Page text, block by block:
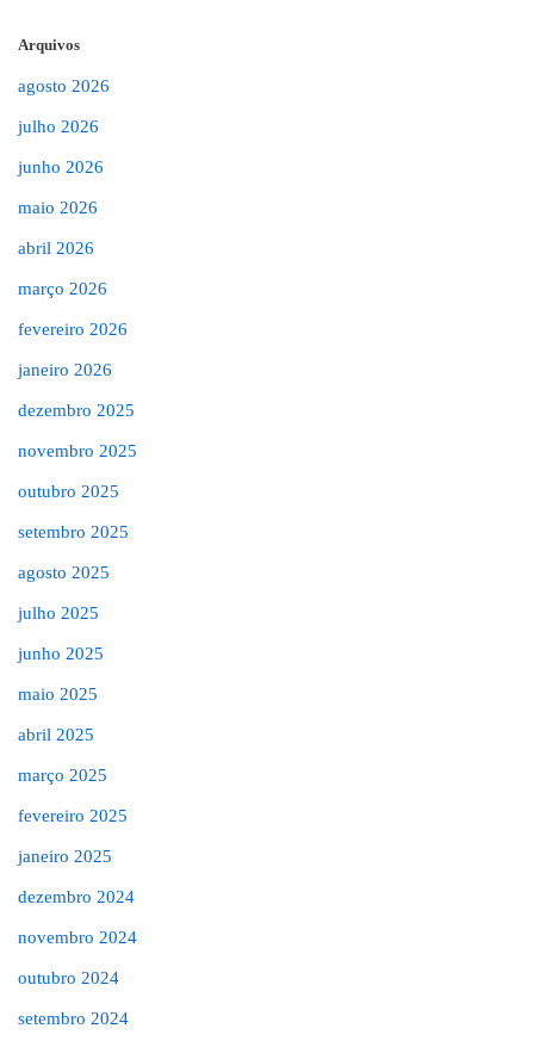
Arquivos
agosto 2026
julho 2026
junho 2026
maio 2026
abril 2026
março 2026
fevereiro 2026
janeiro 2026
dezembro 2025
novembro 2025
outubro 2025
setembro 2025
agosto 2025
julho 2025
junho 2025
maio 2025
abril 2025
março 2025
fevereiro 2025
janeiro 2025
dezembro 2024
novembro 2024
outubro 2024
setembro 2024